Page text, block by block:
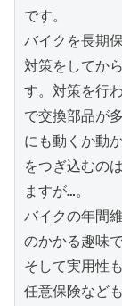
です。
バイクを長期
対策をしてか
す。対策を行
で交換部品が
にも動くか動
をつぎ込むの
ますが…。
バイクの年間
のかかる趣味で
そして実用性
任意保険など